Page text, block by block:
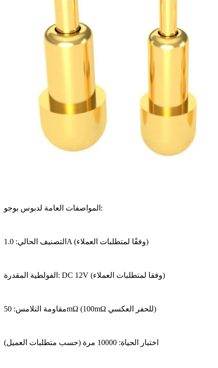
المواصفات العامة لدبوس بوجو:
التصنيف الحالي: 1.0A (وفقًا لمتطلبات العملاء)
الفولطية المقدرة: DC 12V (وفقا لمتطلبات العملاء)
مقاومة التلامس: 50mΩ (100mΩ للحفر العكسي)
اختبار الحياة: 10000 مرة (حسب متطلبات العميل)